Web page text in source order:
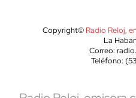
Copyright© Radio Reloj,
La
Correo:
Teléfono: